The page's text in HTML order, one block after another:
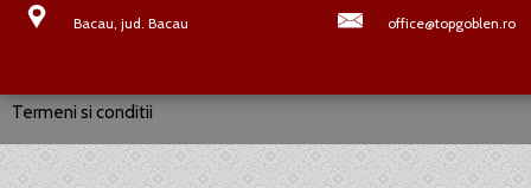
Bacau, jud. Bacau office@topgoblen.ro
Termeni si conditii